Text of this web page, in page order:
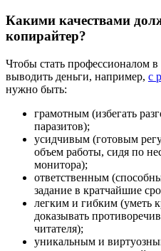
Какими качествами
копирайтер?
Чтобы стать профессионалом
выводить деньги, например, с
нужно быть:
грамотным (избегать
паразитов);
усидчивым (готовым
объем работы, сидя по
монитора);
ответственным
задание в кратчайшие
легким и гибким (уметь
доказывать
читателя);
уникальным и